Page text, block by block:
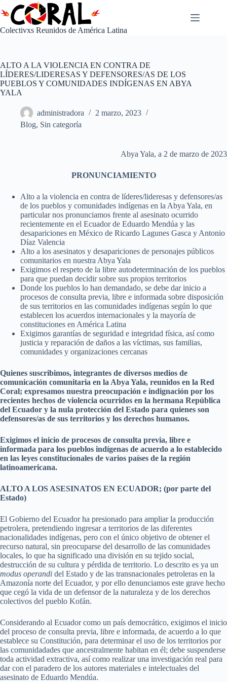
Saltar
al
contenido
Colectivxs Reunidos de América Latina
ALTO A LA VIOLENCIA EN CONTRA DE
LÍDERES/LIDERESAS Y DEFENSORES/AS DE LOS
PUEBLOS Y COMUNIDADES INDÍGENAS EN ABYA
YALA
administradora
2 marzo, 2023
Blog, Sin categoría
Abya Yala, a 2 de marzo de 2023
PRONUNCIAMIENTO
Alto a la violencia en contra de líderes/lideresas y defensores/as
de los pueblos y comunidades indígenas en la Abya Yala, en
particular nos pronunciamos frente al asesinato ocurrido
recientemente en el Ecuador de Eduardo Mendúa y las
desapariciones en México de Ricardo Lagunes Gasca y Antonio
Díaz Valencia
Alto a los asesinatos y desapariciones de personajes públicos
comunitarios en nuestra Abya Yala
Exigimos el respeto de la libre autodeterminación de los pueblos
para que puedan decidir sobre sus propios territorios
Donde los pueblos lo han demandado, se debe dar inicio a
procesos de consulta previa, libre e informada sobre disposición
de sus territorios en las comunidades indígenas según lo que
establecen los acuerdos internacionales y la mayoría de
constituciones en América Latina
Exigimos garantías de seguridad e integridad física, así como
justicia y reparación de daños a las víctimas, sus familias,
comunidades y organizaciones cercanas
Quienes suscribimos, integrantes de diversos medios de
comunicación comunitaria en la Abya Yala, reunidos en la Red
Coral; expresamos nuestra preocupación e indignación por los
recientes hechos de violencia ocurridos en la hermana República
del Ecuador y la nula protección del Estado para quienes son
defensores/as de sus territorios y los derechos humanos.
Exigimos el inicio de procesos de consulta previa, libre e
informada para los pueblos indígenas de acuerdo a lo establecido
en las leyes constitucionales de varios países de la región
latinoamericana.
ALTO A LOS ASESINATOS EN ECUADOR; (por parte del
Estado)
El Gobierno del Ecuador ha presionado para ampliar la producción
petrolera, pretendiendo ingresar a territorios de las diferentes
nacionalidades indígenas, pero con el único objetivo de obtener el
recurso natural, sin preocuparse del desarrollo de las comunidades
locales, lo que ha significado una división en su tejido social,
destrucción de su cultura y pérdida de territorio. Lo descrito es ya un
modus operandi del Estado y de las transnacionales petroleras en la
Amazonía norte del Ecuador, y por ello denunciamos este grave hecho
que cegó la vida de un defensor de la naturaleza y de los derechos
colectivos del pueblo Kofán.
Considerando al Ecuador como un país democrático, exigimos el inicio
del proceso de consulta previa, libre e informada, de acuerdo a lo que
establece su Constitución, para determinar el uso de los territorios por
las comunidadades que ancestralmente habitan en él; debe suspenderse
toda actividad extractiva, así como realizar una investigación real para
dar con el paradero de los autores materiales e intelectuales del
asesinato de Eduardo Mendúa.